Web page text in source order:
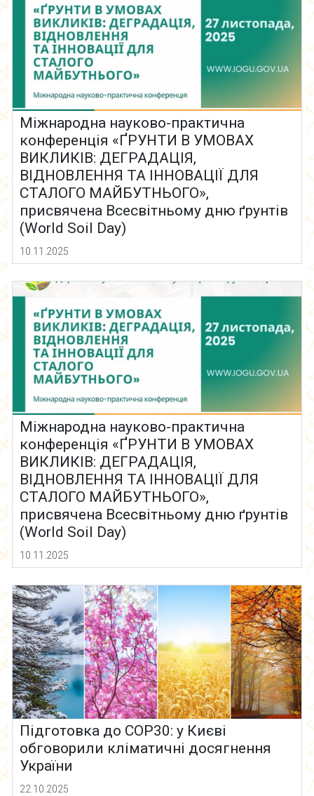
Міжнародна науково-практична
конференція «ҐРУНТИ В УМОВАХ
ВИКЛИКІВ: ДЕГРАДАЦІЯ,
ВІДНОВЛЕННЯ ТА ІННОВАЦІЇ ДЛЯ
СТАЛОГО МАЙБУТНЬОГО»,
присвячена Всесвітньому дню ґрунтів
(World Soil Day)
10.11.2025
Міжнародна науково-практична
конференція «ҐРУНТИ В УМОВАХ
ВИКЛИКІВ: ДЕГРАДАЦІЯ,
ВІДНОВЛЕННЯ ТА ІННОВАЦІЇ ДЛЯ
СТАЛОГО МАЙБУТНЬОГО»,
присвячена Всесвітньому дню ґрунтів
(World Soil Day)
10.11.2025
Підготовка до COP30: у Києві
обговорили кліматичні досягнення
України
22.10.2025